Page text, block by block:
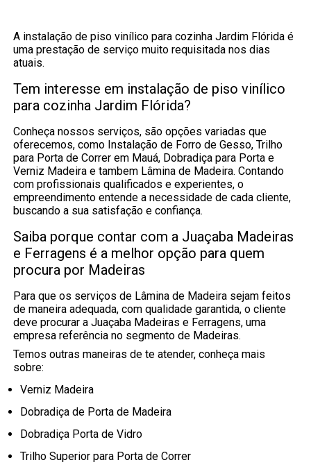
A instalação de piso vinílico para cozinha Jardim Flórida é
uma prestação de serviço muito requisitada nos dias
atuais.
Tem interesse em instalação de piso vinílico
para cozinha Jardim Flórida?
Conheça nossos serviços, são opções variadas que
oferecemos, como Instalação de Forro de Gesso, Trilho
para Porta de Correr em Mauá, Dobradiça para Porta e
Verniz Madeira e tambem Lâmina de Madeira. Contando
com profissionais qualificados e experientes, o
empreendimento entende a necessidade de cada cliente,
buscando a sua satisfação e confiança.
Saiba porque contar com a Juaçaba Madeiras
e Ferragens é a melhor opção para quem
procura por Madeiras
Para que os serviços de Lâmina de Madeira sejam feitos
de maneira adequada, com qualidade garantida, o cliente
deve procurar a Juaçaba Madeiras e Ferragens, uma
empresa referência no segmento de Madeiras.
Temos outras maneiras de te atender, conheça mais
sobre:
Verniz Madeira
Dobradiça de Porta de Madeira
Dobradiça Porta de Vidro
Trilho Superior para Porta de Correr